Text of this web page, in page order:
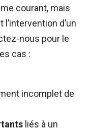
courant, mais
d’un
nous pour le
cas :
incomplet de
liés à un